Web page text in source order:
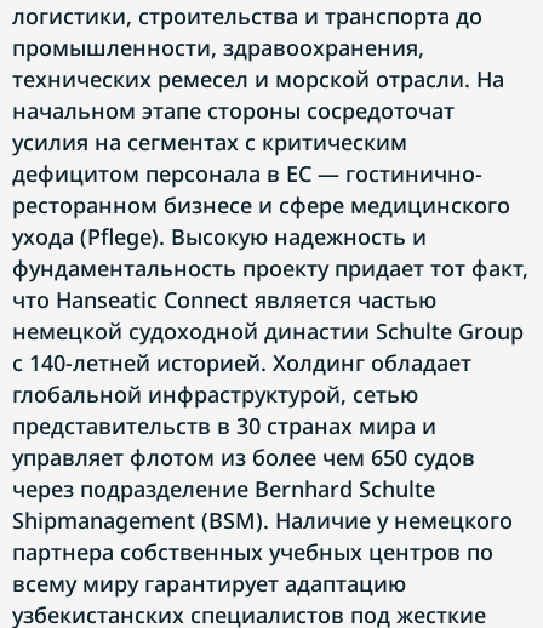
логистики, строительства и транспорта до
промышленности, здравоохранения,
технических ремесел и морской отрасли. На
начальном этапе стороны сосредоточат
усилия на сегментах с критическим
дефицитом персонала в ЕС — гостинично-
ресторанном бизнесе и сфере медицинского
ухода (Pflege). Высокую надежность и
фундаментальность проекту придает тот факт,
что Hanseatic Connect является частью
немецкой судоходной династии Schulte Group
с 140-летней историей. Холдинг обладает
глобальной инфраструктурой, сетью
представительств в 30 странах мира и
управляет флотом из более чем 650 судов
через подразделение Bernhard Schulte
Shipmanagement (BSM). Наличие у немецкого
партнера собственных учебных центров по
всему миру гарантирует адаптацию
узбекистанских специалистов под жесткие